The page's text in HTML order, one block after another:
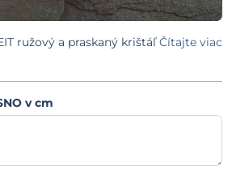
ružový a praskaný krištáľČítajte viac
v cm